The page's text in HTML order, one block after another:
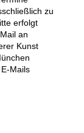
zu
erfolgt
an
Kunst
Mails